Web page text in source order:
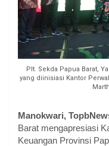
Plt. Sekda Papua Barat,
yang diinisiasi Kantor
Manokwari,
Barat mengapresiasi
Keuangan Provinsi